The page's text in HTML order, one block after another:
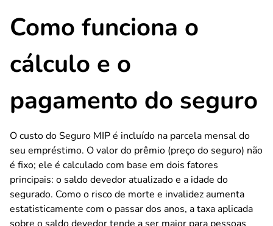
Como funciona o
cálculo e o
pagamento do seguro
O custo do Seguro MIP é incluído na parcela mensal do
seu empréstimo. O valor do prêmio (preço do seguro) não
é fixo; ele é calculado com base em dois fatores
principais: o saldo devedor atualizado e a idade do
segurado. Como o risco de morte e invalidez aumenta
estatisticamente com o passar dos anos, a taxa aplicada